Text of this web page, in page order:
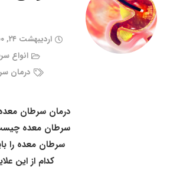
اردیبهشت ۲۴, ۱۴۰۰
انواع
درمان
درمان سرطان
سرطان معده
سرطان معده را
کدام از این